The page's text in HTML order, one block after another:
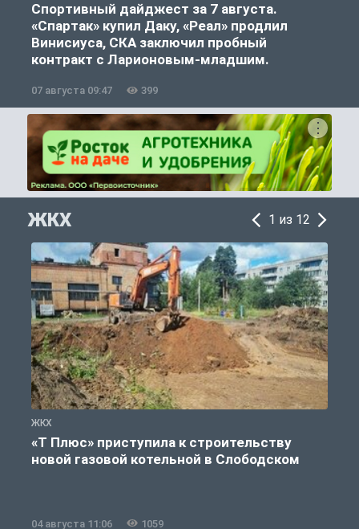
Спортивный дайджест за 7 августа.
«Спартак» купил Даку, «Реал» продлил
Винисиуса, СКА заключил пробный
контракт с Ларионовым-младшим.
07 августа 09:47 399
ЖКХ 1 из 12
ЖКХ
«Т Плюс» приступила к строительству
новой газовой котельной в Слободском
04 августа 11:06 1059